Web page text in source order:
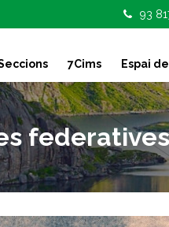
93
7Cims Espai